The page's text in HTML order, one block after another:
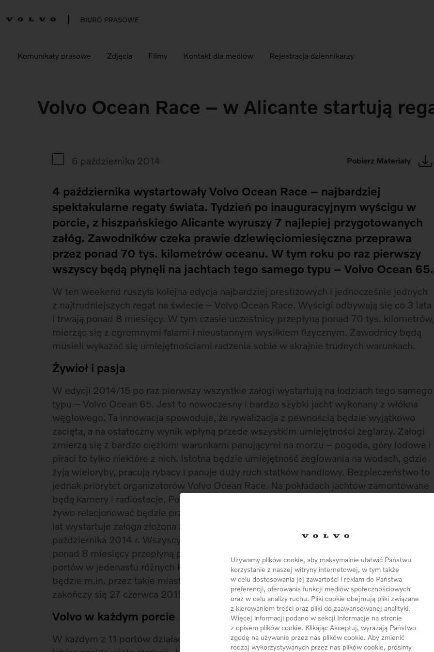
Używamy plików cookie, aby maksymalnie ułatwić Państwu
korzystanie z naszej witryny internetowej, w tym także
w celu dostosowania jej zawartości i reklam do Państwa
preferencji, oferowania funkcji mediów społecznościowych
oraz w celu analizy ruchu. Pliki cookie obejmują pliki związane
z kierowaniem treści oraz pliki do zaawansowanej analityki.
Więcej informacji podano w sekcji Informacje na stronie
z opisem plików cookie. Klikając Akceptuj, wyrażają Państwo
zgodę na używanie przez nas plików cookie. Aby zmienić
rodzaj wykorzystywanych przez nas plików cookie, prosimy
BIURO PRASOWE
Komunikaty prasowe Zdjęcia Filmy Kontakt dla mediów Rejestracja dziennikarzy
Volvo Ocean Race – w Alicante startują
6 października 2014 Pobierz Materiały
4 października wystartowały Volvo Ocean Race – najbardziej
spektakularne regaty świata. Tydzień po inauguracyjnym wyścigu w
porcie, z hiszpańskiego Alicante wyruszy 7 najlepiej przygotowanych
załóg. Zawodników czeka prawie dziewięciomiesięczna przeprawa
przez ponad 70 tys. kilometrów oceanu. W tym roku po raz pierwszy
wszyscy będą płynęli na jachtach tego samego typu – Volvo Ocean 65.
W ten weekend ruszyła kolejna edycja najbardziej prestiżowych i jednocześnie jednych
z najtrudniejszych regat na świecie – Volvo Ocean Race. Wyścigi odbywają się co 3 lata
i trwają ponad 8 miesięcy. W tym czasie uczestnicy przepłyną ponad 70 tys.
mierząc się z ogromnymi falami i nieustannym wysiłkiem fizycznym. Zawodnicy będą
musieli wykazać się umiejętnościami radzenia sobie w skrajnie trudnych warunkach.
Żywioł i pasja
W edycji 2014/15 po raz pierwszy wszystkie załogi wystartują na łodziach tego samego
typu – Volvo Ocean 65. Jest to nowoczesny i bardzo szybki jacht wykonany z włókna
węglowego. Ta innowacja spowoduje, że rywalizacja z pewnością będzie wyjątkowo
zacięta, a na ostateczny wynik wpłyną przede wszystkim umiejętności żeglarzy. Załogi
zmierzą się z bardzo ciężkimi warunkami panującymi na morzu – pogoda, góry lodowe i
piraci to tylko niektóre z nich. Istotna będzie umiejętność żeglowania na wodach, gdzie
żyją wieloryby, pracują rybacy i panuje duży ruch statków handlowy. Bezpieczeństwo to
jednak priorytet organizatorów Volvo Ocean Race. Na pokładach jachtów zamontowane
będą kamery i radiostacje. Ponadto w każdej ekipie wyznaczono jedną osobę, która na
żywo relacjonować będzie przebieg regat. W tegorocznej edycji po raz pierwszy od 13
lat wystartuje załoga złożona z samych kobiet. Początek wyścigu zaplanowano na 11
października 2014 r. Wszyscy uczestnicy wyruszą z hiszpańskiego Alicante i w ciągu
ponad 8 miesięcy przepłyną prawie 39 tys. mil morskich, odwiedzając jedenaście
portów w jedenastu różnych krajach. Tegoroczna edycja Volvo Ocean Race przebiegać
będzie m.in. przez takie miasta jak: Kapsztad, Abu Dhabi, Newport czy Lizbonę. Wyścig
zakończy się 27 czerwca 2015 r., w rodzinnym mieście Volvo – szwedzkim Göteborgu.
Volvo w każdym porcie
W każdym z 11 portów działać będzie miasteczko Volvo Ocean Race, miejsce w którym